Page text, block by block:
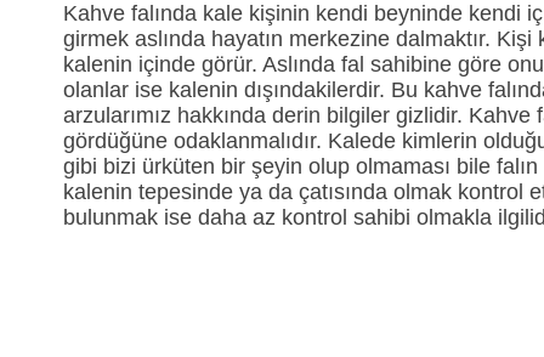
Kahve falında kale kişinin kendi beyninde kendi
girmek aslında hayatın merkezine dalmaktır.
kalenin içinde görür. Aslında fal sahibine göre
olanlar ise kalenin dışındakilerdir. Bu kahve
arzularımız hakkında derin bilgiler gizlidir.
gördüğüne odaklanmalıdır. Kalede kimlerin
gibi bizi ürküten bir şeyin olup olmaması bile
kalenin tepesinde ya da çatısında olmak
bulunmak ise daha az kontrol sahibi olmakla